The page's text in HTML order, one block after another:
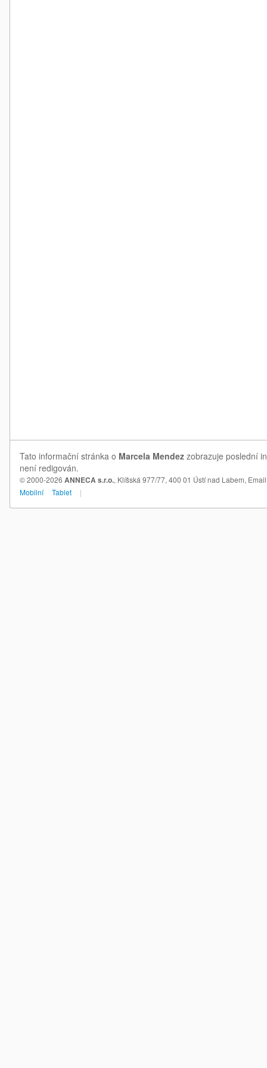
Tato informační stránka o Marcela Mendez zobrazuje poslední
není redigován.
© 2000-2026 ANNECA s.r.o., Klíšská 977/77, 400 01 Ústí nad Labem,
Mobilní
Tablet |